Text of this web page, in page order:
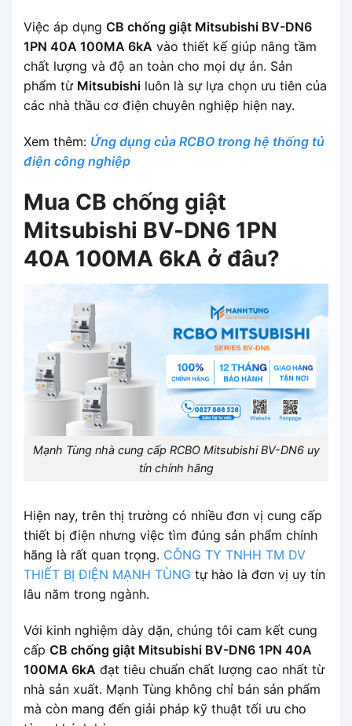
Việc áp dụng CB chống giật Mitsubishi BV-DN6
1PN 40A 100MA 6kA vào thiết kế giúp nâng tầm
chất lượng và độ an toàn cho mọi dự án. Sản
phẩm từ Mitsubishi luôn là sự lựa chọn ưu tiên của
các nhà thầu cơ điện chuyên nghiệp hiện nay.
Xem thêm: Ứng dụng của RCBO trong hệ thống tủ
điện công nghiệp
Mua CB chống giật
Mitsubishi BV-DN6 1PN
40A 100MA 6kA ở đâu?
Mạnh Tùng nhà cung cấp RCBO Mitsubishi BV-DN6 uy
tín chính hãng
Hiện nay, trên thị trường có nhiều đơn vị cung cấp
thiết bị điện nhưng việc tìm đúng sản phẩm chính
hãng là rất quan trọng. CÔNG TY TNHH TM DV
THIẾT BỊ ĐIỆN MẠNH TÙNG tự hào là đơn vị uy tín
lâu năm trong ngành.
Với kinh nghiệm dày dặn, chúng tôi cam kết cung
cấp CB chống giật Mitsubishi BV-DN6 1PN 40A
100MA 6kA đạt tiêu chuẩn chất lượng cao nhất từ
nhà sản xuất. Mạnh Tùng không chỉ bán sản phẩm
mà còn mang đến giải pháp kỹ thuật tối ưu cho